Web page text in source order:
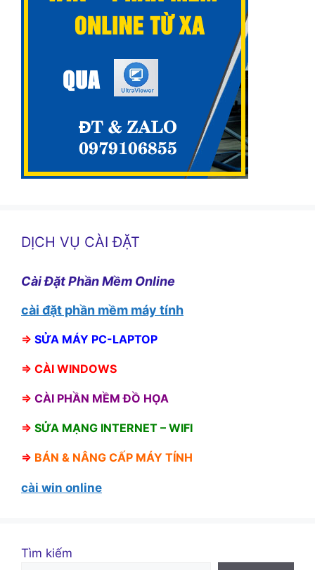
DỊCH VỤ CÀI ĐẶT
Cài Đặt Phần Mềm Online
cài đặt phần mềm máy tính
⇒ SỬA MÁY PC-LAPTOP
⇒ CÀI WINDOWS
⇒ CÀI PHẦN MỀM ĐỒ HỌA
⇒ SỬA MẠNG INTERNET – WIFI
⇒ BÁN & NÂNG CẤP MÁY TÍNH
cài win online
Tìm kiếm